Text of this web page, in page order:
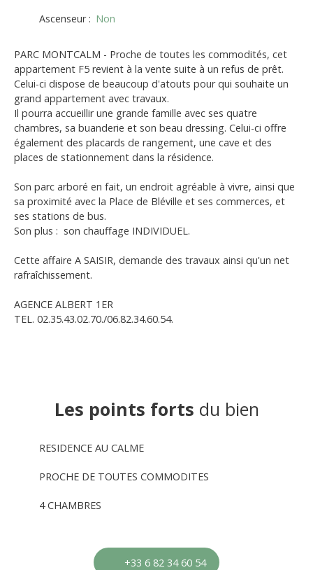
Ascenseur: Non
PARC MONTCALM - Proche de toutes les commodités, cet
appartement F5 revient à la vente suite à un refus de prêt.
Celui-ci dispose de beaucoup d'atouts pour qui souhaite un
grand appartement avec travaux.
Il pourra accueillir une grande famille avec ses quatre
chambres, sa buanderie et son beau dressing. Celui-ci offre
également des placards de rangement, une cave et des
places de stationnement dans la résidence.
Son parc arboré en fait, un endroit agréable à vivre, ainsi que
sa proximité avec la Place de Bléville et ses commerces, et
ses stations de bus.
Son plus : son chauffage INDIVIDUEL.
Cette affaire A SAISIR, demande des travaux ainsi qu'un net
rafraîchissement.
AGENCE ALBERT 1ER
TEL. 02.35.43.02.70./06.82.34.60.54.
Les points forts du bien
RESIDENCE AU CALME
PROCHE DE TOUTES COMMODITES
4 CHAMBRES
+33 6 82 34 60 54